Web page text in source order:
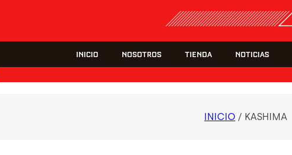
INICIO NOSOTROS TIENDA NOTICIAS
INICIO / KASHIMA